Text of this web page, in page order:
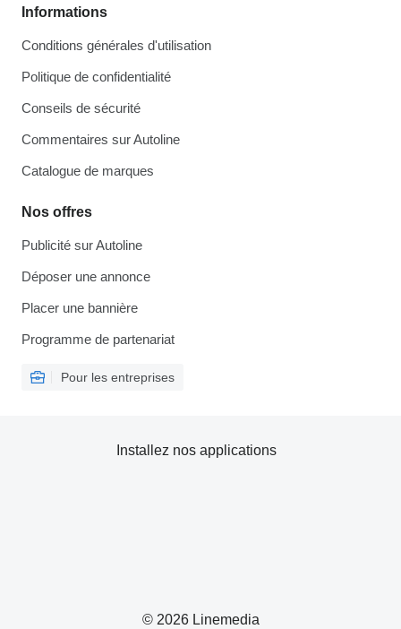
Informations
Conditions générales d'utilisation
Politique de confidentialité
Conseils de sécurité
Commentaires sur Autoline
Catalogue de marques
Nos offres
Publicité sur Autoline
Déposer une annonce
Placer une bannière
Programme de partenariat
Pour les entreprises
© 2026 Linemedia
Installez nos applications